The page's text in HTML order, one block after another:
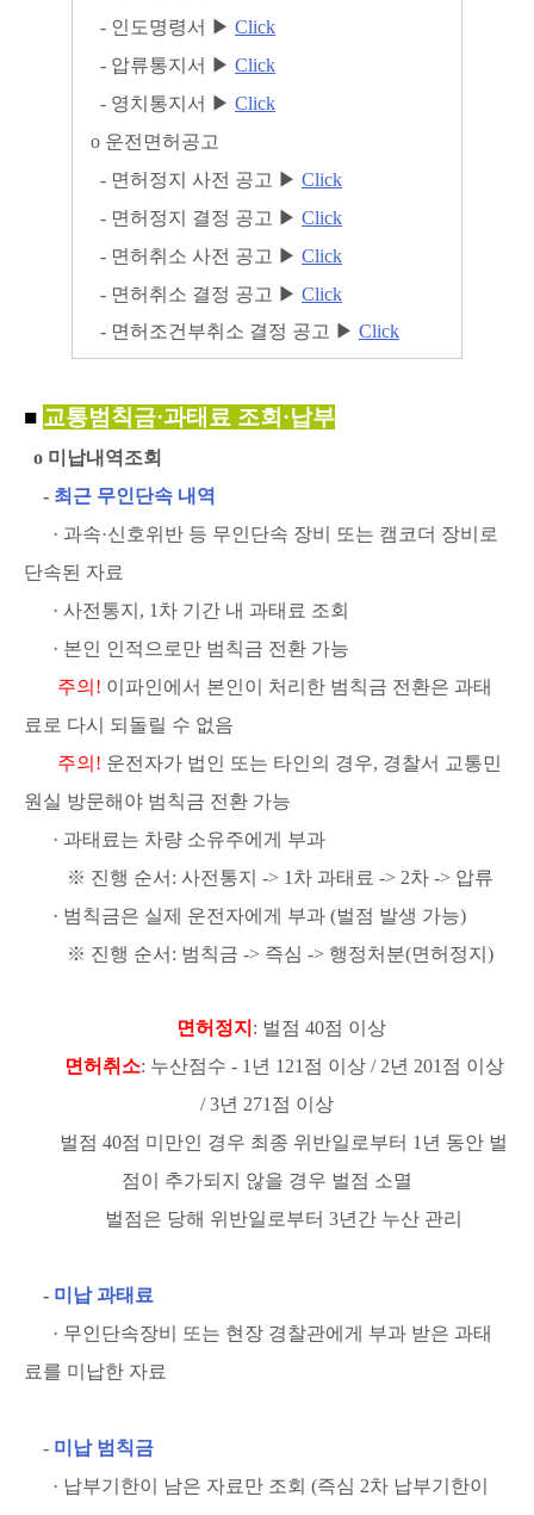
- 인도명령서 ▶ Click
- 압류통지서 ▶ Click
- 영치통지서 ▶ Click
ο 운전면허공고
- 면허정지 사전 공고 ▶ Click
- 면허정지 결정 공고 ▶ Click
- 면허취소 사전 공고 ▶ Click
- 면허취소 결정 공고 ▶ Click
- 면허조건부취소 결정 공고 ▶ Click
■ 교통범칙금·과태료 조회·납부
ο 미납내역조회
- 최근 무인단속 내역
· 과속·신호위반 등 무인단속 장비 또는 캠코더 장비로
단속된 자료
· 사전통지, 1차 기간 내 과태료 조회
· 본인 인적으로만 범칙금 전환 가능
주의! 이파인에서 본인이 처리한 범칙금 전환은 과태
료로 다시 되돌릴 수 없음
주의! 운전자가 법인 또는 타인의 경우, 경찰서 교통민
원실 방문해야 범칙금 전환 가능
· 과태료는 차량 소유주에게 부과
※ 진행 순서: 사전통지 -> 1차 과태료 -> 2차 -> 압류
· 범칙금은 실제 운전자에게 부과 (벌점 발생 가능)
※ 진행 순서: 범칙금 -> 즉심 -> 행정처분(면허정지)
면허정지 : 벌점 40점 이상
면허취소: 누산점수 - 1년 121점 이상 / 2년 201점 이상
/ 3년 271점 이상
벌점 40점 미만인 경우 최종 위반일로부터 1년 동안 벌
점이 추가되지 않을 경우 벌점 소멸
벌점은 당해 위반일로부터 3년간 누산 관리
- 미납 과태료
· 무인단속장비 또는 현장 경찰관에게 부과 받은 과태
료를 미납한 자료
- 미납 범칙금
· 납부기한이 남은 자료만 조회 (즉심 2차 납부기한이